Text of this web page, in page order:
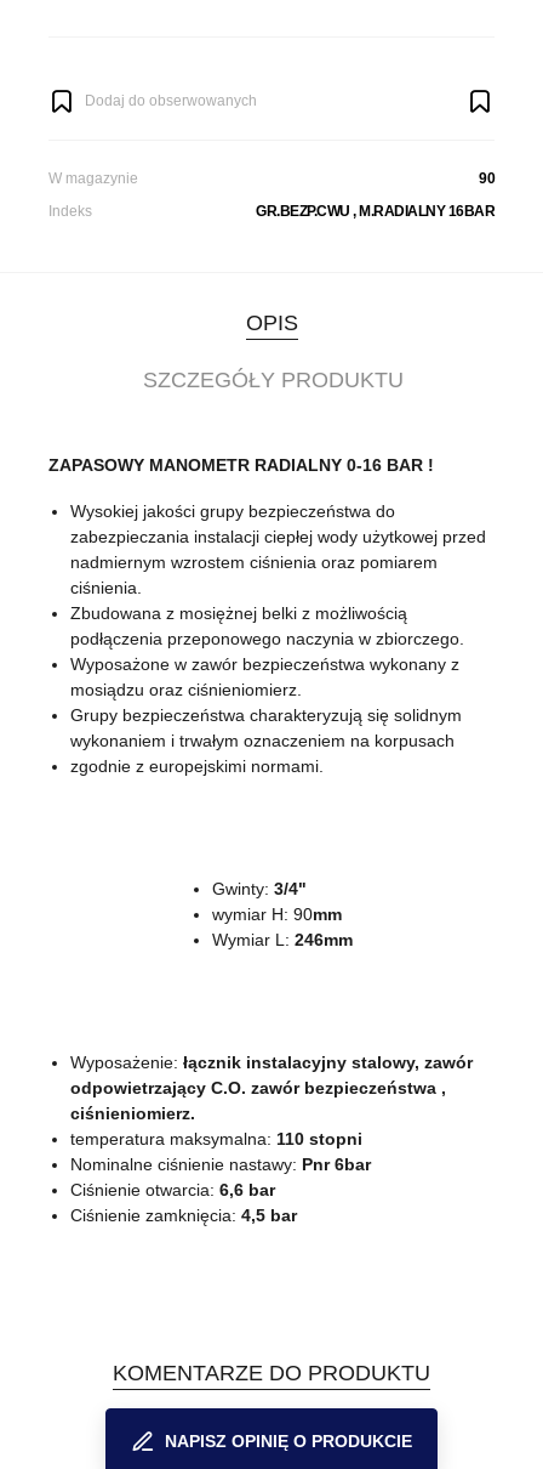
Dodaj do obserwowanych
W magazynie
90
Indeks
GR.BEZP.CWU , M.RADIALNY 16BAR
OPIS
SZCZEGÓŁY PRODUKTU
ZAPASOWY MANOMETR RADIALNY 0-16 BAR !
Wysokiej jakości grupy bezpieczeństwa do
zabezpieczania instalacji ciepłej wody użytkowej przed
nadmiernym wzrostem ciśnienia oraz pomiarem
ciśnienia.
Zbudowana z mosiężnej belki z możliwością
podłączenia przeponowego naczynia w zbiorczego.
Wyposażone w zawór bezpieczeństwa wykonany z
mosiądzu oraz ciśnieniomierz.
Grupy bezpieczeństwa charakteryzują się solidnym
wykonaniem i trwałym oznaczeniem na korpusach
zgodnie z europejskimi normami.
Gwinty: 3/4"
wymiar H: 90mm
Wymiar L: 246mm
Wyposażenie: łącznik instalacyjny stalowy, zawór
odpowietrzający C.O. zawór bezpieczeństwa ,
ciśnieniomierz.
temperatura maksymalna: 110 stopni
Nominalne ciśnienie nastawy: Pnr 6bar
Ciśnienie otwarcia: 6,6 bar
Ciśnienie zamknięcia: 4,5 bar
KOMENTARZE DO PRODUKTU
NAPISZ OPINIĘ O PRODUKCIE